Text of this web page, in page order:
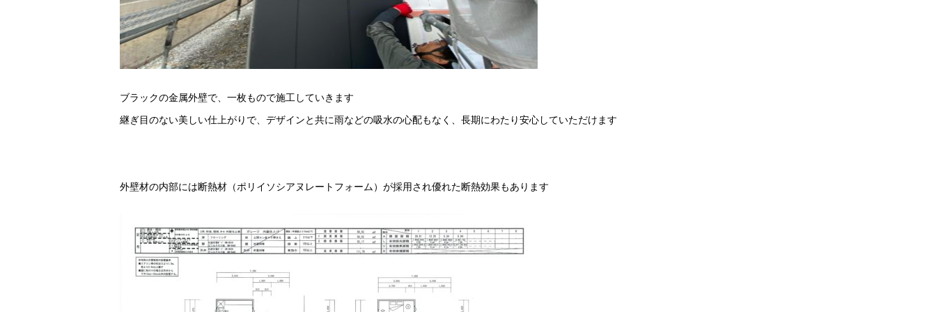
ブラックの金属外壁で、一枚もので施工していきます
継ぎ目のない美しい仕上がりで、デザインと共に雨などの吸水の心配もなく、長期にわたり安心していただけます
外壁材の内部には断熱材（ポリイソシアヌレートフォーム）が採用され優れた断熱効果もあります